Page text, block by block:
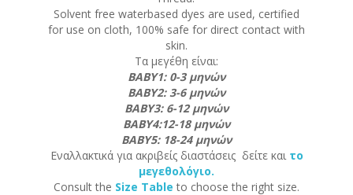
Solvent free waterbased dyes are used, certified
for use on cloth, 100% safe for direct contact with
skin.
Τα μεγέθη είναι:
ΒΑΒΥ1: 0-3 μηνών
ΒΑΒΥ2: 3-6 μηνών
ΒΑΒΥ3: 6-12 μηνών
ΒΑΒΥ4:12-18 μηνών
ΒΑΒΥ5: 18-24 μηνών
Εναλλακτικά για ακριβείς διαστάσεις δείτε και το
μεγεθολόγιο.
Consult the Size Table to choose the right size.